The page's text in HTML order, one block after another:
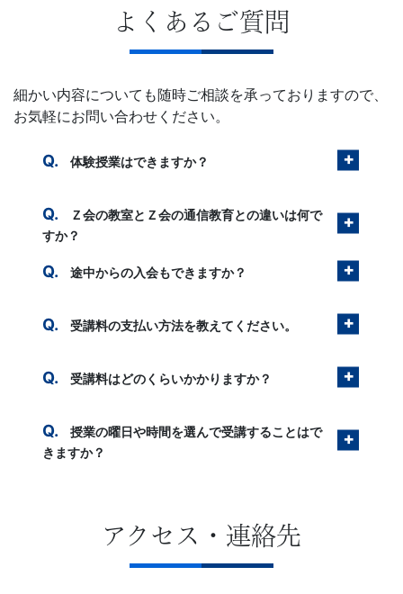
よくあるご質問
細かい内容についても随時ご相談を承っておりますので、
お気軽にお問い合わせください。
体験授業はできますか？
Ｚ会の教室とＺ会の通信教育との違いは何で
すか？
途中からの入会もできますか？
受講料の支払い方法を教えてください。
受講料はどのくらいかかりますか？
授業の曜日や時間を選んで受講することはで
きますか？
アクセス・連絡先